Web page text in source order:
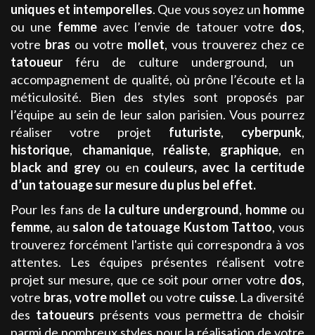
uniques et intemporelles. Que vous soyez un homme
ou une femmeavec l’envie de tatouer votre dos,
votre bras ou votre mollet, vous trouverez chez ce
tatoueur féru de culture underground, un
accompagnement de qualité, où prône l’écoute et la
méticulosité. Bien des styles sont proposés par
l’équipe au sein de leur salon parisien. Vous pourrez
réaliser votre projet futuriste, cyberpunk,
historique, chamanique, réaliste, graphique, en
black and greyou en couleurs, avec la certitude
d’un tatouage sur mesure du plus bel effet.
Pour les fans de la culture underground, homme ou
femme, au salon de tatouage Kustom Tattoo, vous
trouverez forcément l'artiste qui correspondra à vos
attentes. Les équipes présentes réalisent votre
projet sur mesure, que ce soit pour orner votre dos,
votre bras,votremollet ou votre cuisse. La diversité
des tatoueurs présents vous permettra de choisir
parmi de nombreux styles pour la réalisation de votre